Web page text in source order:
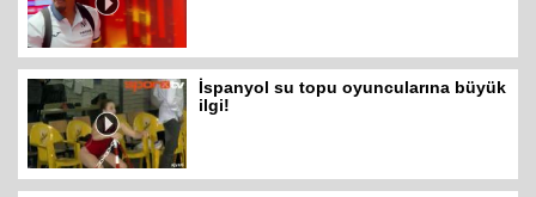
İspanyol su topu oyuncularına büyük
ilgi!